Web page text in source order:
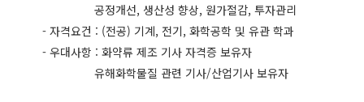
공정개선, 생산성 향상, 원가절감, 투자관리
- 자격요건 : (전공) 기계, 전기, 화학공학 및 유관 학과
- 우대사항 : 화약류 제조 기사 자격증 보유자
유해화학물질 관련 기사/산업기사 보유자